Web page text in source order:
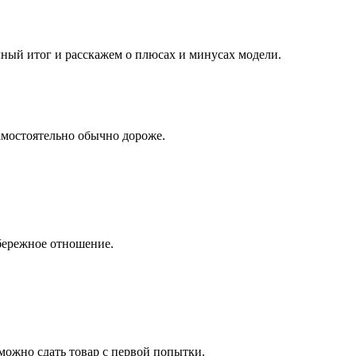
итог и расскажем о плюсах и минусах модели.
обычно дороже.
отношение.
сдать товар с первой попытки.